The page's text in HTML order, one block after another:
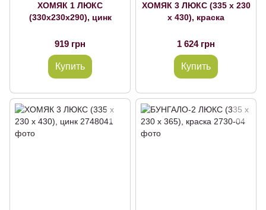
ХОМЯК 1 ЛЮКС
(330х230х290), цинк
919 грн
Купить
ХОМЯК 3 ЛЮКС (335 х 230
х 430), краска
1 624 грн
Купить